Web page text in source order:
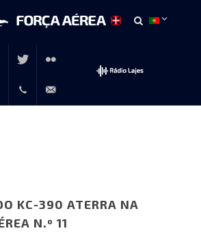
Twitter Flickr
KC-390 ATERRA NA
N.º 11